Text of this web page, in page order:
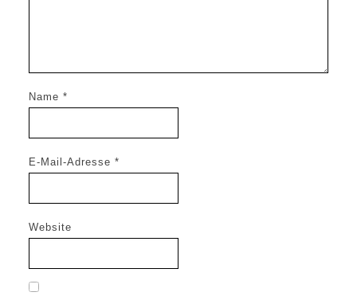
Name *
E-Mail-Adresse *
Website